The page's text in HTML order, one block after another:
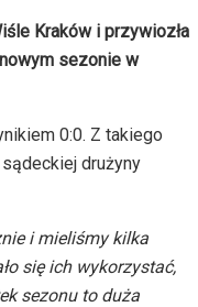
Kraków i przywiozła
sezonie w
0:0. Z takiego
drużyny
i mieliśmy kilka
się ich wykorzystać,
sezonu to duża